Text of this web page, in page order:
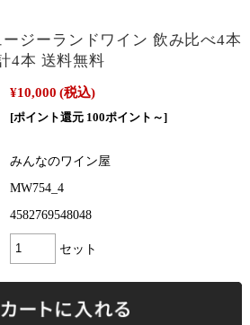
ジーランドワイン 飲み比べ4本
4本 送料無料
¥10,000 (税込)
[ポイント還元 100ポイント～]
みんなのワイン屋
MW754_4
4582769548048
セット